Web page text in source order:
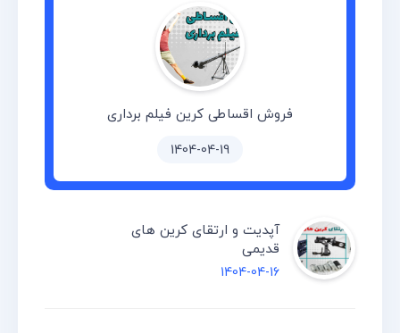
فروش اقساطی کرین فیلم برداری
1404-04-19
آپدیت و ارتقای کرین های
قدیمی
1404-04-16